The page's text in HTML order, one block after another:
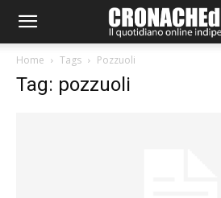
Home Tags Pozzuoli
Tag: pozzuoli